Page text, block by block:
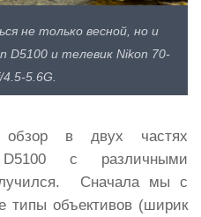
не только весной, но и
и телевик Nikon 70-
5.6G.
обзор в двух частях
с различными
Сначала мы с
типы объективов (ширик